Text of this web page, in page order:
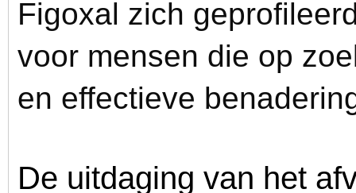
Figoxal zich
voor mensen die op
en effectieve
De uitdaging van het